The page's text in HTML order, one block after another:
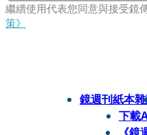
繼續使用代表您同意與接受鏡
策》
鏡週刊紙本
下載